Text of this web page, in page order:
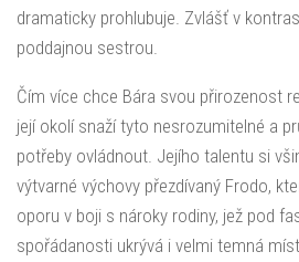
dramaticky prohlubuje. Zvlášť v
poddajnou sestrou.
Čím více chce Bára svou přirozenost
její okolí snaží tyto nesrozumitelné a
potřeby ovládnout. Jejího talentu si
výtvarné výchovy přezdívaný Frodo,
oporu v boji s nároky rodiny, jež pod
spořádanosti ukrývá i velmi temná